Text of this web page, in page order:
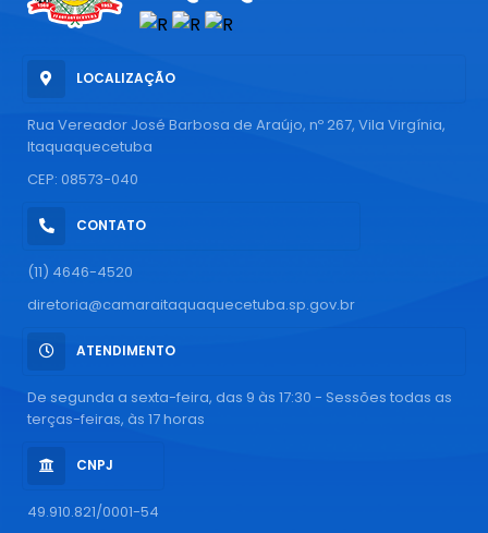
LOCALIZAÇÃO
Rua Vereador José Barbosa de Araújo, nº 267, Vila Virgínia,
Itaquaquecetuba
CEP: 08573-040
CONTATO
(11) 4646-4520
diretoria@camaraitaquaquecetuba.sp.gov.br
ATENDIMENTO
De segunda a sexta-feira, das 9 às 17:30 - Sessões todas as
terças-feiras, às 17 horas
CNPJ
49.910.821/0001-54